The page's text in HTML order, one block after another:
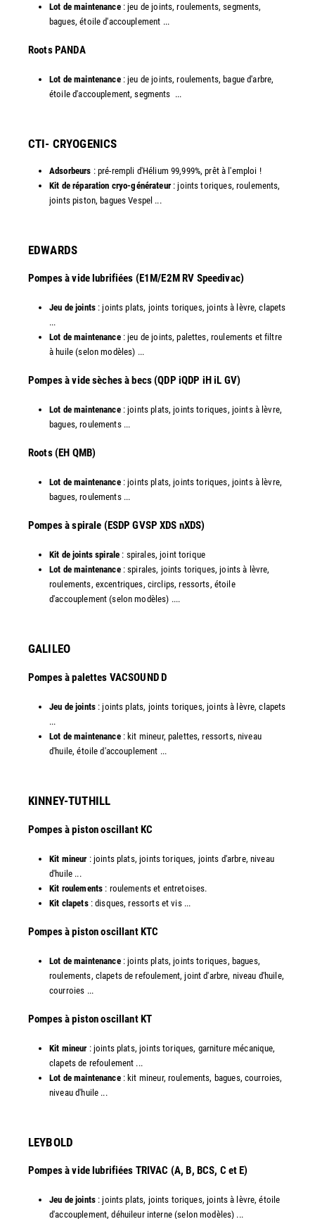
Lot de maintenance: jeu de joints, roulements, segments,
bagues, étoile d'accouplement ...
​Roots PANDA
Lot de maintenance: jeu de joints, roulements, bague d'arbre,
étoile d'accouplement, segments ...​
CTI- CRYOGENICS
Adsorbeurs : pré-rempli d'Hélium 99,999%, prêt à l'emploi !
Kit de réparation cryo-générateur: joints toriques, roulements,
joints piston, bagues Vespel ... ​
EDWARDS
Pompes à vide lubrifiées (E1M/E2M RV Speedivac)
Jeu de joints: joints plats, joints toriques, joints à lèvre, clapets
...
Lot de maintenance: jeu de joints, palettes, roulements et filtre
à huile (selon modèles) ...
​Pompes à vide sèches à becs (QDP iQDP iH iL GV)
Lot de maintenance: joints plats, joints toriques, joints à lèvre,
bagues, roulements ...
Roots (EH QMB)
Lot de maintenance : joints plats, joints toriques, joints à lèvre,
bagues, roulements ...
​Pompes à spirale (ESDP GVSP XDS nXDS)
Kit de joints spirale : spirales, joint torique
Lot de maintenance: spirales, joints toriques, joints à lèvre,
roulements, excentriques, circlips, ressorts, étoile
d'accouplement (selon modèles) ....​
GALILEO
Pompes à palettes VACSOUND D
Jeu de joints : joints plats, joints toriques, joints à lèvre, clapets
...
Lot de maintenance: kit mineur, palettes, ressorts, niveau
d'huile, étoile d'accouplement ...​​
KINNEY-TUTHILL
Pompes à piston oscillant KC
Kit mineur : joints plats, joints toriques, joints d'arbre, niveau
d'huile ...
Kit roulements : roulements et entretoises.
Kit clapets: disques, ressorts et vis ...
​Pompes à piston oscillant KTC
Lot de maintenance : joints plats, joints toriques, bagues,
roulements, clapets de refoulement, joint d'arbre, niveau d'huile,
courroies ...
​Pompes à piston oscillant KT
Kit mineur : joints plats, joints toriques, garniture mécanique,
clapets de refoulement ...
Lot de maintenance: kit mineur, roulements, bagues, courroies,
niveau d'huile ...​
LEYBOLD
Pompes à vide lubrifiées TRIVAC (A, B, BCS, C et E)
Jeu de joints: joints plats, joints toriques, joints à lèvre, étoile
d'accouplement, déhuileur interne (selon modèles) ...